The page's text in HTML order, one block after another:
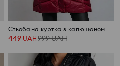
Стьобана куртка з капюшоном
449 UAH 999UAH